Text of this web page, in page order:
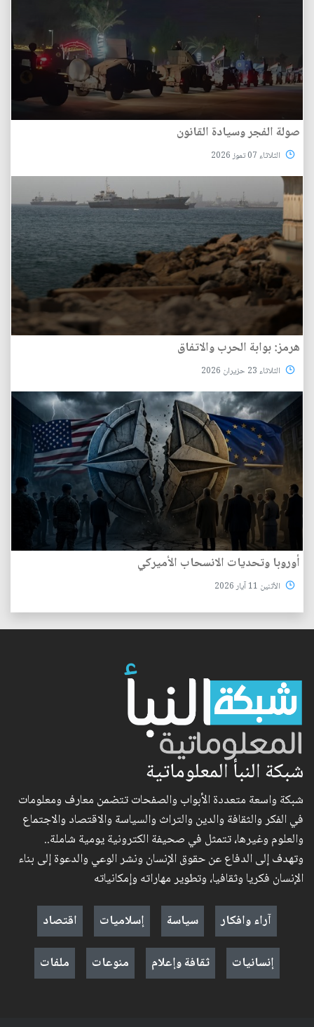
صولة الفجر وسيادة القانون
الثلاثاء 07 تموز 2026
هرمز: بوابة الحرب والاتفاق
الثلاثاء 23 حزيران 2026
أوروبا وتحديات الانسحاب الأميركي
الأثنين 11 آيار 2026
شبكة النبأ المعلوماتية
شبكة واسعة متعددة الأبواب والصفحات تتضمن معارف ومعلومات
في الفكر والثقافة والدين والتراث والسياسة والاقتصاد والاجتماع
والعلوم وغيرها، تتمثل في صحيفة الكترونية يومية شاملة..
وتهدف إلى الدفاع عن حقوق الإنسان ونشر الوعي والدعوة إلى بناء
الإنسان فكريا وثقافيا، وتطوير مهاراته وإمكانياته
آراء وافكار
سياسة إسلاميات
اقتصاد
إنسانيات
ثقافة وإعلام منوعات ملفات